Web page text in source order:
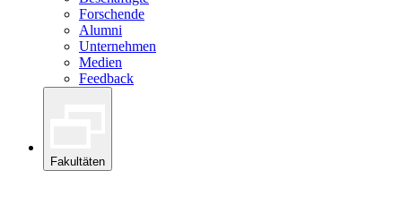
Forschende
Alumni
Unternehmen
Medien
Feedback
Fakultäten